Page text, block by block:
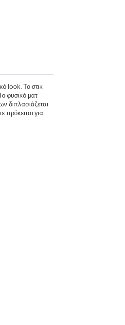
look. Το στικ
φυσικό ματ
διπλασιάζεται
πρόκειται για